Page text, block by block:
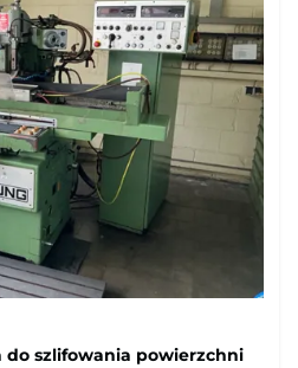
do szlifowania powierzchni